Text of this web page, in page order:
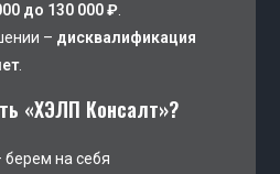
до 130 000 ₽
– дисквалификация
.
«ХЭЛП Консалт»?
берем на себя